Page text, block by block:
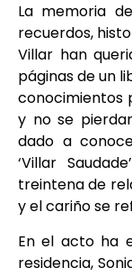
La memoria
recuerdos,
Villar han
páginas de un
conocimientos
y no se
dado a
‘Villar
treintena de
y el cariño se
En el acto ha
residencia,